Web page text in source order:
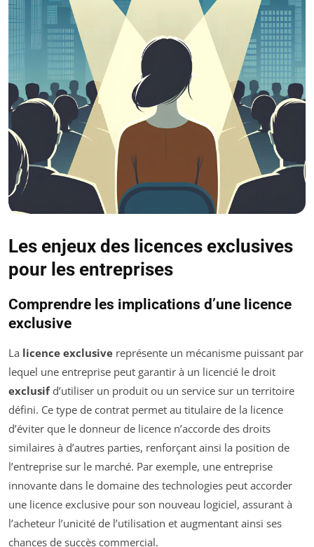
Les enjeux des licences exclusives
pour les entreprises
Comprendre les implications d’une licence
exclusive
La licence exclusive représente un mécanisme puissant par
lequel une entreprise peut garantir à un licencié le droit
exclusifd’utiliser un produit ou un service sur un territoire
défini. Ce type de contrat permet au titulaire de la licence
d’éviter que le donneur de licence n’accorde des droits
similaires à d’autres parties, renforçant ainsi la position de
l’entreprise sur le marché. Par exemple, une entreprise
innovante dans le domaine des technologies peut accorder
une licence exclusive pour son nouveau logiciel, assurant à
l’acheteur l’unicité de l’utilisation et augmentant ainsi ses
chances de succès commercial.